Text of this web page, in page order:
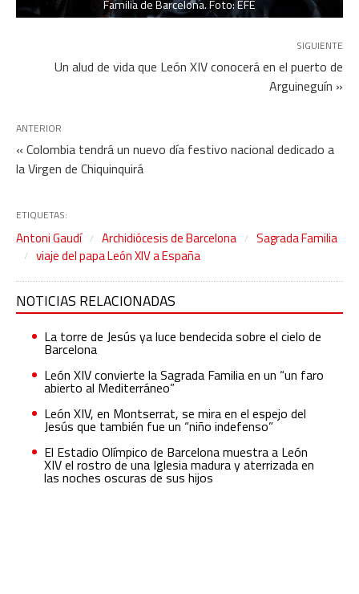
Familia de Barcelona. Foto: EFE
SIGUIENTE
Un alud de vida que León XIV conocerá en el puerto de
Arguineguín »
ANTERIOR
« Colombia tendrá un nuevo día festivo nacional dedicado a
la Virgen de Chiquinquirá
ETIQUETAS:
Antoni Gaudí Archidiócesis de Barcelona
Sagrada Familia
viaje del papa León XIV a España
NOTICIAS RELACIONADAS
La torre de Jesús ya luce bendecida sobre el cielo de
Barcelona
León XIV convierte la Sagrada Familia en un “un faro
abierto al Mediterráneo”
León XIV, en Montserrat, se mira en el espejo del
Jesús que también fue un “niño indefenso”
El Estadio Olímpico de Barcelona muestra a León
XIV el rostro de una Iglesia madura y aterrizada en
las noches oscuras de sus hijos